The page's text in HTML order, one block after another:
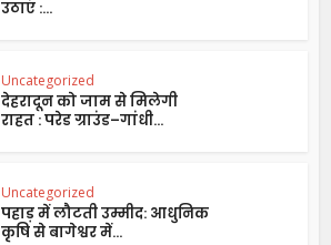
उठाएं :...
Uncategorized
देहरादून को जाम से मिलेगी
राहत : परेड ग्राउंड–गांधी...
Uncategorized
पहाड़ में लौटती उम्मीद: आधुनिक
कृषि से बागेश्वर में...